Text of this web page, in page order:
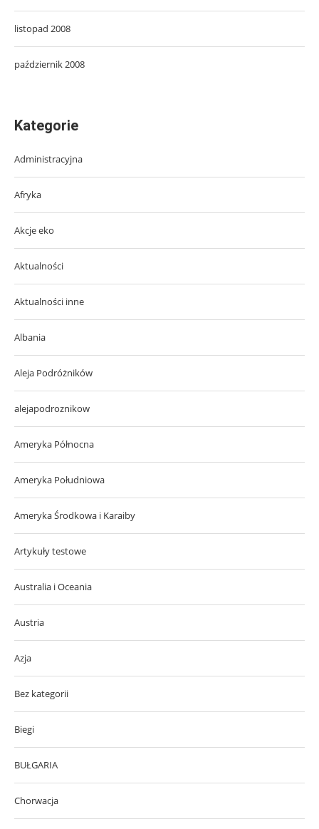
listopad 2008
październik 2008
Kategorie
Administracyjna
Afryka
Akcje eko
Aktualności
Aktualności inne
Albania
Aleja Podróżników
alejapodroznikow
Ameryka Północna
Ameryka Południowa
Ameryka Środkowa i Karaiby
Artykuły testowe
Australia i Oceania
Austria
Azja
Bez kategorii
Biegi
BUŁGARIA
Chorwacja